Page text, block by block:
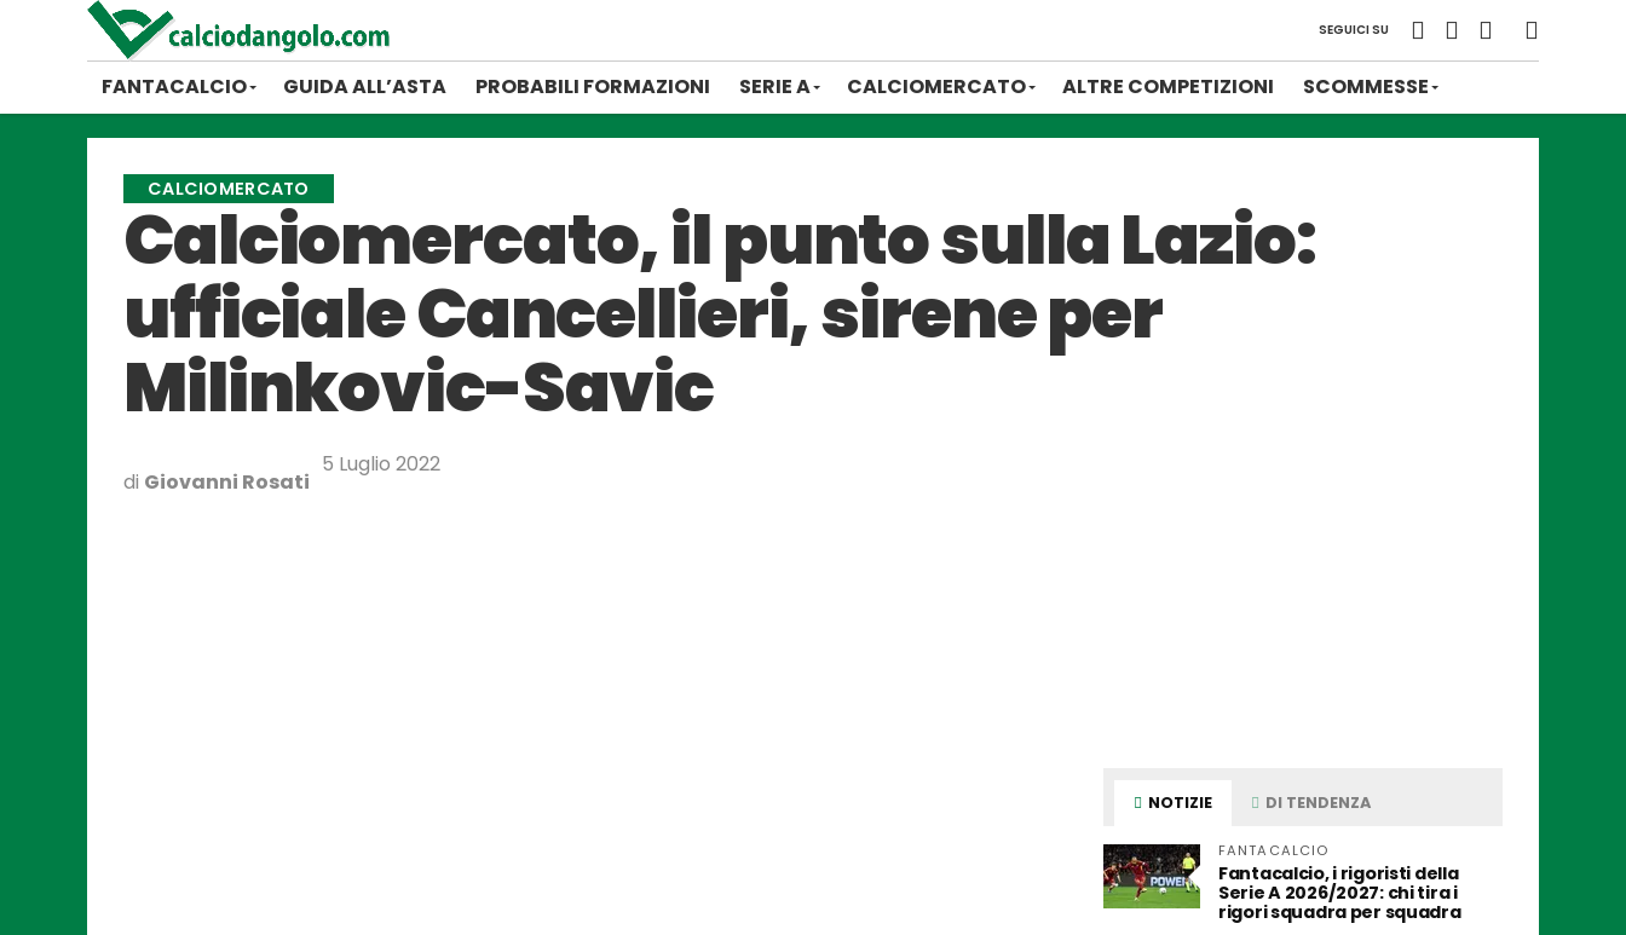
SEGUICI SU
FANTACALCIO GUIDA ALL’ASTA PROBABILI FORMAZIONI SERIE A CALCIOMERCATO ALTRE COMPETIZIONI SCOMMESSE
CALCIOMERCATO
Calciomercato, il punto sulla Lazio:
ufficiale Cancellieri, sirene per
Milinkovic-Savic
di Giovanni Rosati
5 Luglio 2022
NOTIZIE DI TENDENZA
FANTACALCIO
Fantacalcio, i rigoristi della
Serie A 2026/2027: chi tira i
rigori squadra per squadra